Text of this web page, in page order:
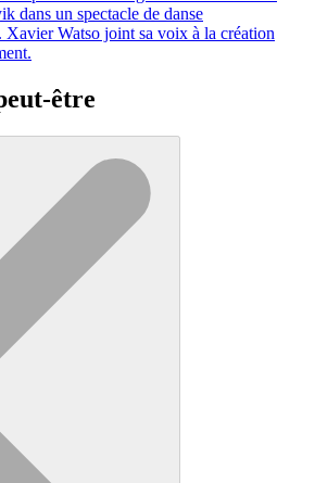
dans un spectacle de danse
Watso joint sa voix à la création
être